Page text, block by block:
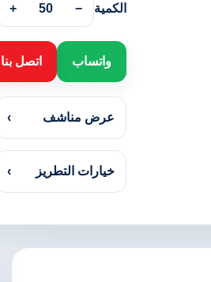
الكمية −
50
+
واتساب اتصل بنا
عرض مناشف ›
خيارات التطريز ›